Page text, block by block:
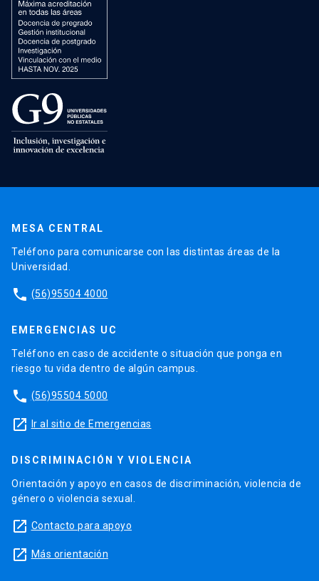
MESA CENTRAL
Teléfono para comunicarse con las distintas áreas de la
Universidad.
phone (56)95504 4000
EMERGENCIAS UC
Teléfono en caso de accidente o situación que ponga en
riesgo tu vida dentro de algún campus.
phone (56)95504 5000
launch Ir al sitio de Emergencias
DISCRIMINACIÓN Y VIOLENCIA
Orientación y apoyo en casos de discriminación, violencia de
género o violencia sexual.
launch Contacto para apoyo
launch Más orientación